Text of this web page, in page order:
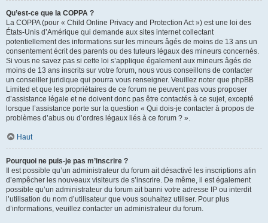
Qu’est-ce que la COPPA ?
La COPPA (pour « Child Online Privacy and Protection Act ») est une loi des
États-Unis d’Amérique qui demande aux sites internet collectant
potentiellement des informations sur les mineurs âgés de moins de 13 ans un
consentement écrit des parents ou des tuteurs légaux des mineurs concernés.
Si vous ne savez pas si cette loi s’applique également aux mineurs âgés de
moins de 13 ans inscrits sur votre forum, nous vous conseillons de contacter
un conseiller juridique qui pourra vous renseigner. Veuillez noter que phpBB
Limited et que les propriétaires de ce forum ne peuvent pas vous proposer
d’assistance légale et ne doivent donc pas être contactés à ce sujet, excepté
lorsque l’assistance porte sur la question « Qui dois-je contacter à propos de
problèmes d’abus ou d’ordres légaux liés à ce forum ? ».
Haut
Pourquoi ne puis-je pas m’inscrire ?
Il est possible qu’un administrateur du forum ait désactivé les inscriptions afin
d’empêcher les nouveaux visiteurs de s’inscrire. De même, il est également
possible qu’un administrateur du forum ait banni votre adresse IP ou interdit
l’utilisation du nom d’utilisateur que vous souhaitez utiliser. Pour plus
d’informations, veuillez contacter un administrateur du forum.